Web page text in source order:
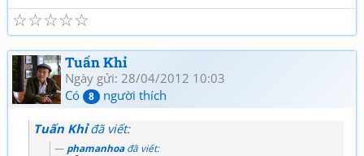
☆
☆
☆
☆
☆
Tuấn Khỉ
Ngày gửi: 28/04/2012 10:03
Có
8 người thích
Tuấn Khỉđã viết:
phamanhoađã viết: